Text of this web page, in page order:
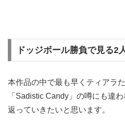
ドッジボール勝負で見る2
本作品の中で最も早くティアラ
「Sadistic Candy」の噂にも違
返っていきたいと思います。